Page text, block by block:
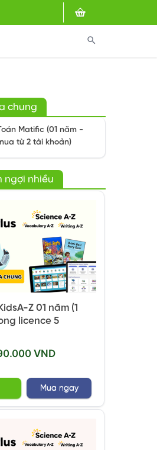
search
chung
Matific (01 năm -
từ 2 tài khoản)
ngợi nhiều
Z 01 năm (1
licence 5
VND
Mua ngay